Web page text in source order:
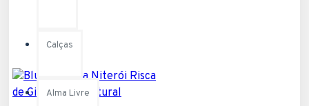
Calças
Alma Livre